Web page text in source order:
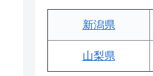
新潟県
山梨県